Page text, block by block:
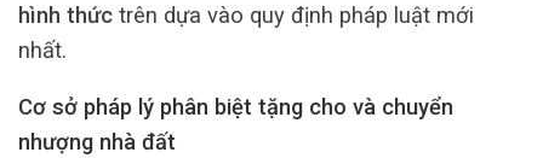
hình thức trên dựa vào quy định pháp luật mới
nhất.
Cơ sở pháp lý phân biệt tặng cho và chuyển
nhượng nhà đất